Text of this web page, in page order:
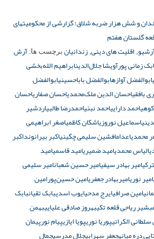
بیش از هزار سال زندان و شش هزار ضربه شلاق؛ گزارشی از محکومیت‎های
گلستان هفتم
, اقلیت های دینی, زندانیان برچسب ها: آرش
زمانی پورآویشا جلال‌الدینابراهیم الله‌بخشی
ابوالفضل آوازهابوالفضل باباحسینیابوالفضل
بافقیاحسان الدین ملک‌محمدیاحسان صفاریاحسان
احمد داراییاحمد نبئیاحمدرضا طالبیاردشیر
اسماعیل نوروزیاشکان کاظمیاصغر ابراهیمی
محمدیاعدامافشین سلیمی چگینیاکبر بیرانونداکبر
الیاس محمدیامید ضمیریامید قاسمیامید
امیر بهادر سیفیامیر حسین شعبانامیر سلیمی
امیر نوریامیربهادر جعفریامین حسین‌پورامین
امین صرافیایرج مدحیایوب اسدیبابک تقیانبابک
بشیر ریاحی قلعه تکیبهروز صادقی علیاییبهمن
الکرانیپوریا نوریپویا ایازیپیام نورپیمان
دره میانهجعفر سهرابیجلال مدرسیجمال